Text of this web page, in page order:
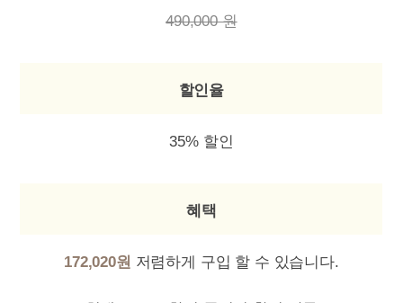
490,000 원
할인율
35% 할인
혜택
172,020원 저렴하게 구입 할 수 있습니다.